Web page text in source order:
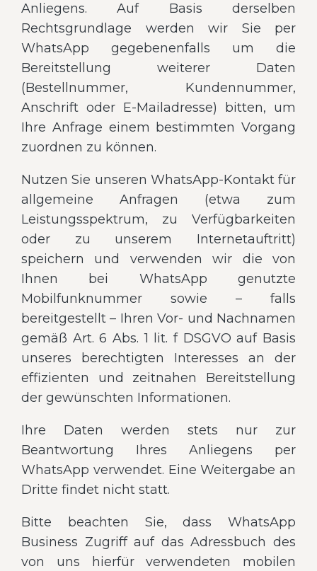
Anliegens. Auf Basis derselben
Rechtsgrundlage werden wir Sie per
WhatsApp gegebenenfalls um die
Bereitstellung weiterer Daten
(Bestellnummer, Kundennummer,
Anschrift oder E-Mailadresse) bitten, um
Ihre Anfrage einem bestimmten Vorgang
zuordnen zu können.
Nutzen Sie unseren WhatsApp-Kontakt für
allgemeine Anfragen (etwa zum
Leistungsspektrum, zu Verfügbarkeiten
oder zu unserem Internetauftritt)
speichern und verwenden wir die von
Ihnen bei WhatsApp genutzte
Mobilfunknummer sowie – falls
bereitgestellt – Ihren Vor- und Nachnamen
gemäß Art. 6 Abs. 1 lit. f DSGVO auf Basis
unseres berechtigten Interesses an der
effizienten und zeitnahen Bereitstellung
der gewünschten Informationen.
Ihre Daten werden stets nur zur
Beantwortung Ihres Anliegens per
WhatsApp verwendet. Eine Weitergabe an
Dritte findet nicht statt.
Bitte beachten Sie, dass WhatsApp
Business Zugriff auf das Adressbuch des
von uns hierfür verwendeten mobilen